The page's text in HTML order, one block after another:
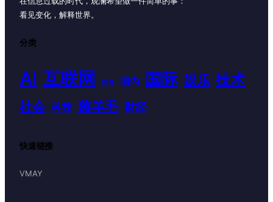
看见变化，解释世界。
分类
AI 互联网 体育 国内 国际 娱乐 技术
社会 科技 薅羊毛 财经
快速链接
VMAY